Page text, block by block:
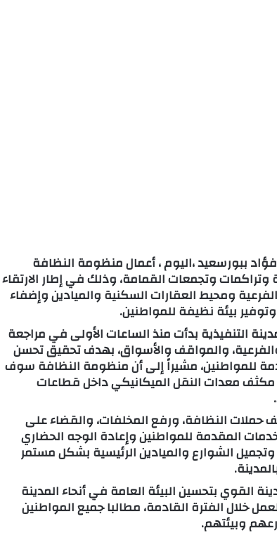
ببورسعيد ،اليوم ، أعمال منظومة النظافة
وتراكمات وتجمعات القمامة، وذلك في إطار الارتقاء
ومحيط العقارات السكنية والميادين وإضفاء
بيئة نظيفة للمواطنين.
التنفيذية بدأت منذ الساعات الأولى في مراجعة
والمواقف والأسواق، بهدف تحقيق تحسن
مشيراً إلى أن منظومة النظافة سوف
مكثف معدات النقل الميكانيكي داخل قطاعات
النظافة، ورفع المخلفات، والقضاء على
المقدمة للمواطنين وإعادة الوجه الحضاري
الشوارع والميادين الرئيسية بشكل مستمر
القوي بتحسين البيئة العامة في أنحاء المدينة
خلال الفترة القادمة، مطالبا جميع المواطنين
وبيئتهم.